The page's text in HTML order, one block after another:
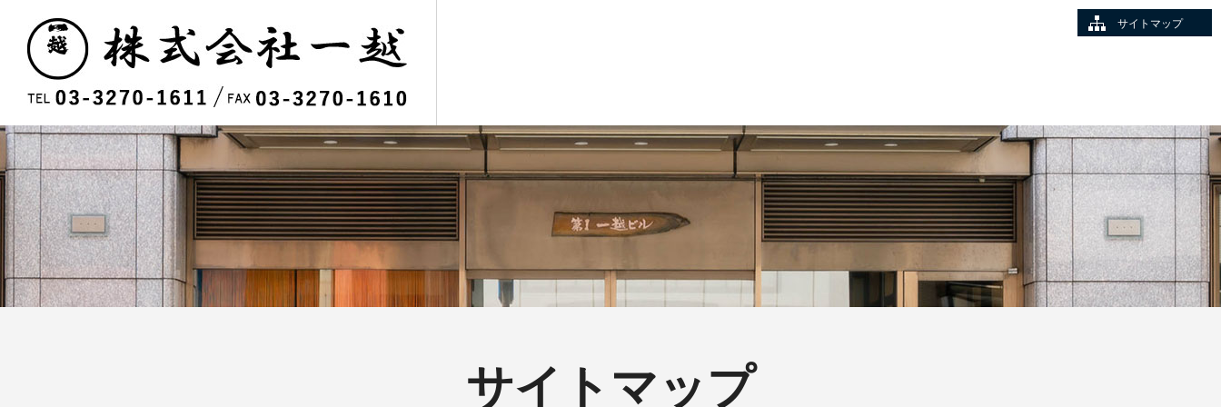
サイトマップ
サイトマップ